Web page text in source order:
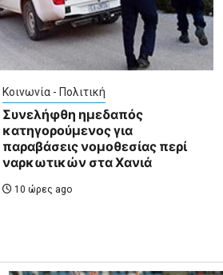
Κοινωνία - Πολιτική
Συνελήφθη ημεδαπός
κατηγορούμενος για
παραβάσεις νομοθεσίας περί
ναρκωτικών στα Χανιά
10 ώρες ago